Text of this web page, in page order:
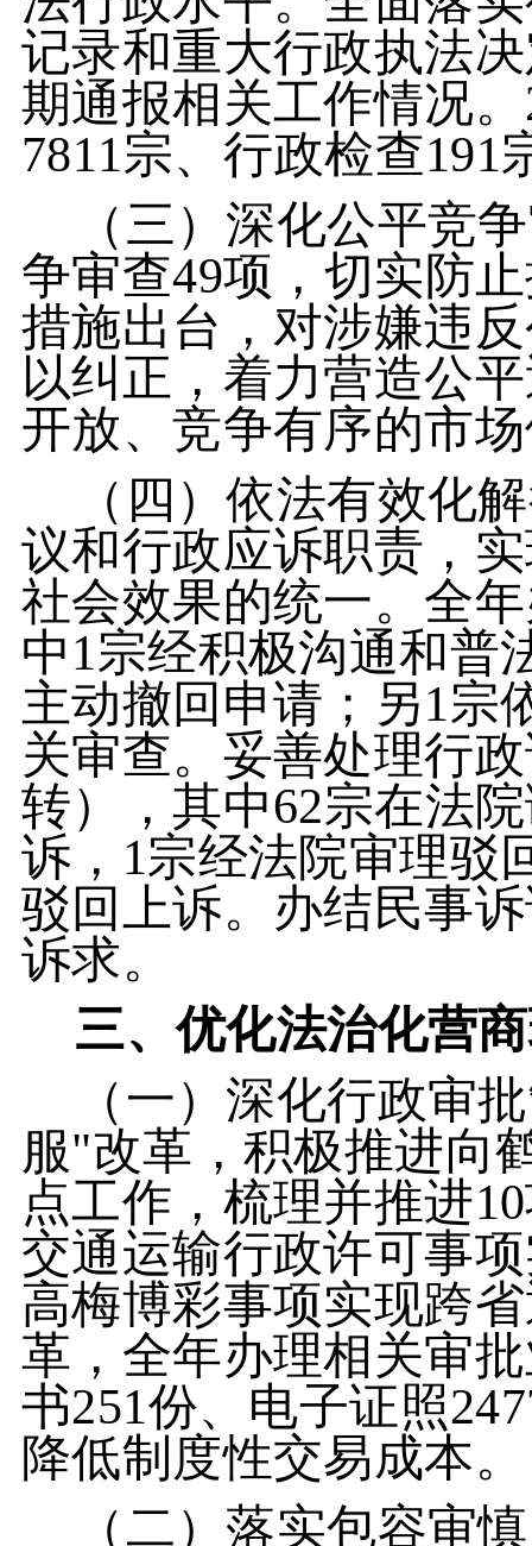
记录和重大行政执法
期通报相关工作情况。
7811宗、行政检查191
（三）深化公平竞
争审查49项，切实防
措施出台，对涉嫌违
以纠正，着力营造公
开放、竞争有序的市
（四）依法有效化
议和行政应诉职责，
社会效果的统一。全
中1宗经积极沟通和普
主动撤回申请；另1宗
关审查。妥善处理行
转），其中62宗在法
诉，1宗经法院审理驳
驳回上诉。办结民事
诉求。
三、优化法治化营
（一）深化行政审
服"改革，积极推进向
点工作，梳理并推进
交通运输行政许可事
高梅博彩事项实现跨
革，全年办理相关审
书251份、电子证照
降低制度性交易成本。
（二）落实包容审